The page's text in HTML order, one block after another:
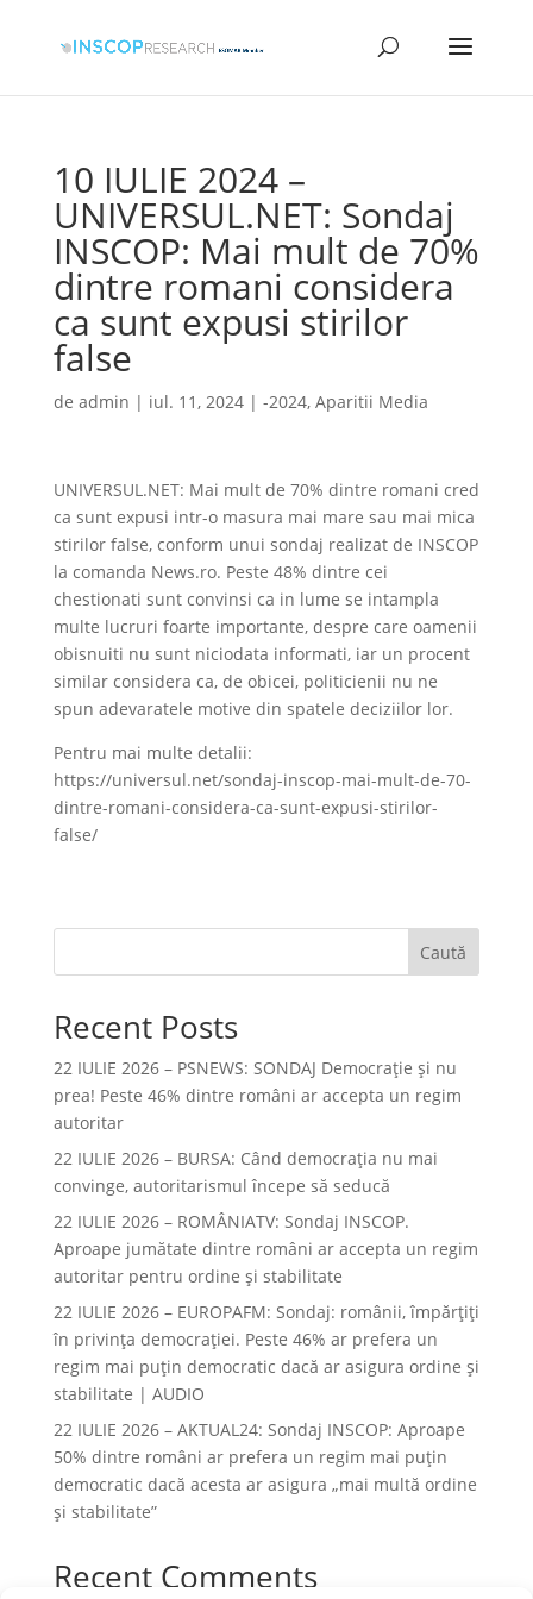
10 IULIE 2024 –
UNIVERSUL.NET: Sondaj
INSCOP: Mai mult de 70%
dintre romani considera
ca sunt expusi stirilor
false
de admin | iul. 11, 2024| -2024, Aparitii Media
UNIVERSUL.NET: Mai mult de 70% dintre romani cred
ca sunt expusi intr-o masura mai mare sau mai mica
stirilor false, conform unui sondaj realizat de INSCOP
la comanda News.ro. Peste 48% dintre cei
chestionati sunt convinsi ca in lume se intampla
multe lucruri foarte importante, despre care oamenii
obisnuiti nu sunt niciodata informati, iar un procent
similar considera ca, de obicei, politicienii nu ne
spun adevaratele motive din spatele deciziilor lor.
Pentru mai multe detalii:
https://universul.net/sondaj-inscop-mai-mult-de-70-
dintre-romani-considera-ca-sunt-expusi-stirilor-
false/
Caută
Recent Posts
22 IULIE 2026 – PSNEWS: SONDAJ Democrație și nu
prea! Peste 46% dintre români ar accepta un regim
autoritar
22 IULIE 2026 – BURSA: Când democraţia nu mai
convinge, autoritarismul începe să seducă
22 IULIE 2026 – ROMÂNIATV: Sondaj INSCOP.
Aproape jumătate dintre români ar accepta un regim
autoritar pentru ordine și stabilitate
22 IULIE 2026 – EUROPAFM: Sondaj: românii, împărțiți
în privința democrației. Peste 46% ar prefera un
regim mai puțin democratic dacă ar asigura ordine și
stabilitate | AUDIO
22 IULIE 2026 – AKTUAL24: Sondaj INSCOP: Aproape
50% dintre români ar prefera un regim mai puțin
democratic dacă acesta ar asigura „mai multă ordine
și stabilitate”
Recent Comments